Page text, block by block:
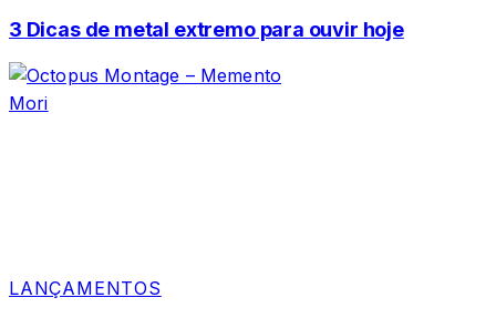
3 Dicas de metal extremo para ouvir hoje
LANÇAMENTOS